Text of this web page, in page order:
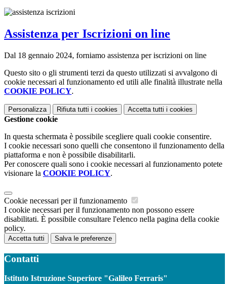
Assistenza per Iscrizioni on line
Dal 18 gennaio 2024, forniamo assistenza per iscrizioni on line
Questo sito o gli strumenti terzi da questo utilizzati si avvalgono di
cookie necessari al funzionamento ed utili alle finalità illustrate nella
COOKIE POLICY.
Personalizza Rifiuta tutti i cookies Accetta tutti i cookies
Gestione cookie
In questa schermata è possibile scegliere quali cookie consentire.
I cookie necessari sono quelli che consentono il funzionamento della
piattaforma e non è possibile disabilitarli.
Per conoscere quali sono i cookie necessari al funzionamento potete
visionare la COOKIE POLICY.
Cookie necessari per il funzionamento
I cookie necessari per il funzionamento non possono essere
disabilitati. È possibile consultare l'elenco nella pagina della cookie
policy.
Accetta tutti Salva le preferenze
Contatti
Istituto Istruzione Superiore "Galileo Ferraris"